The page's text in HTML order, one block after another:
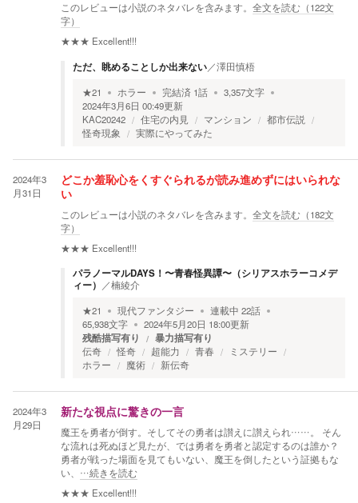
このレビューは小説のネタバレを含みます。 全文を読む（122文
字）
★★★ Excellent!!!
ただ、眺めることしか出来ない／澤田慎梧
★21 ホラー 完結済 1話 3,357文字
2024年3月6日 00:49更新
KAC20242
住宅の内見 マンション
都市伝説
怪奇現象
実際にやってみた
2024年3
月31日
どこか羞恥心をくすぐられるが読み進めずにはいられな
い
このレビューは小説のネタバレを含みます。 全文を読む（182文
字）
★★★ Excellent!!!
パラノーマルDAYS！〜青春怪異譚〜（シリアスホラーコメデ
ィー）
／楠綾介
★21 現代ファンタジー 連載中 22話
65,938文字 2024年5月20日 18:00更新
残酷描写有り 暴力描写有り
伝奇 怪奇 超能力 青春
ミステリー
ホラー
魔術 新伝奇
2024年3
月29日
新たな視点に驚きの一言
魔王を勇者が倒す。そしてその勇者は讃えに讃えられ……。 そん
な流れは死ぬほど見たが、では勇者を勇者と認定するのは誰か？
勇者が戦った場面を見てもいない、魔王を倒したという証拠もな
い、 …続きを読む
★★★ Excellent!!!